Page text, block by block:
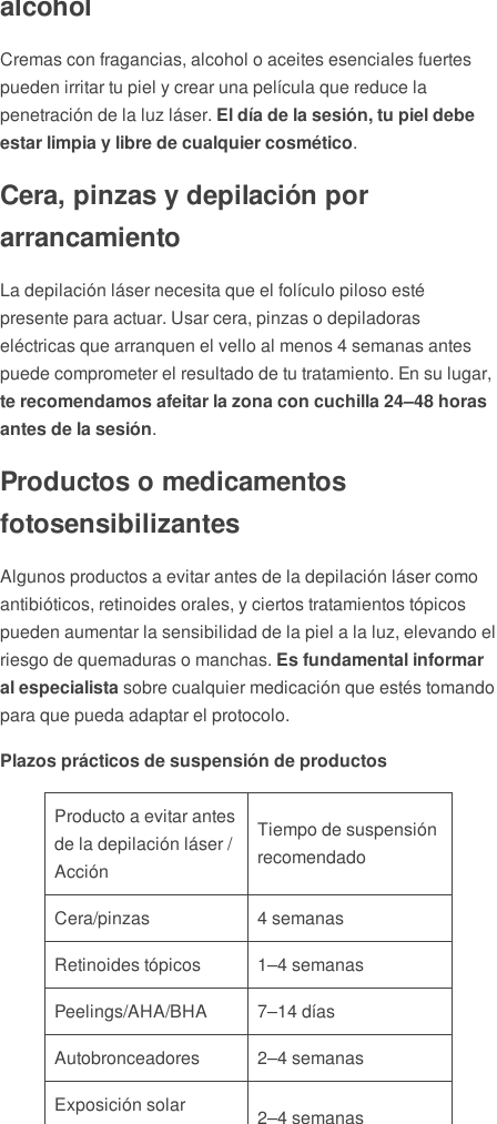
Cremas con fragancias, alcohol o aceites esenciales fuertes
pueden irritar tu piel y crear una película que reduce la
penetración de la luz láser. El día de la sesión, tu piel debe
estar limpia y libre de cualquier cosmético.
Cera, pinzas y depilación por
arrancamiento
La depilación láser necesita que el folículo piloso esté
presente para actuar. Usar cera, pinzas o depiladoras
eléctricas que arranquen el vello al menos 4 semanas antes
puede comprometer el resultado de tu tratamiento. En su lugar,
te recomendamos afeitar la zona con cuchilla 24–48 horas
antes de la sesión.
Productos o medicamentos
fotosensibilizantes
Algunos productos a evitar antes de la depilación láser como
antibióticos, retinoides orales, y ciertos tratamientos tópicos
pueden aumentar la sensibilidad de la piel a la luz, elevando el
riesgo de quemaduras o manchas. Es fundamental informar
al especialistasobre cualquier medicación que estés tomando
para que pueda adaptar el protocolo.
Plazos prácticos de suspensión de productos
Producto a evitar antes
de la depilación láser /
Acción
Tiempo de suspensión
recomendado
Cera/pinzas
4 semanas
Retinoides tópicos
1–4 semanas
Peelings/AHA/BHA
7–14 días
Autobronceadores
2–4 semanas
Exposición solar
2–4 semanas